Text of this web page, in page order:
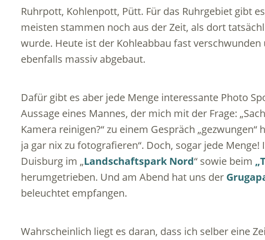
Ruhrpott, Kohlenpott, Pütt. Für das Ruhrgebiet gibt
meisten stammen noch aus der Zeit, als dort
wurde. Heute ist der Kohleabbau fast
ebenfalls massiv abgebaut.
Dafür gibt es aber jede Menge interessante Photo
Aussage eines Mannes, der mich mit der Frage:
Kamera reinigen?“ zu einem Gespräch „gezwungen“
ja gar nix zu fotografieren“. Doch, sogar jede
Duisburg im „Landschaftspark Nord“ sowie beim
herumgetrieben. Und am Abend hat uns der
beleuchtet empfangen.
Wahrscheinlich liegt es daran, dass ich selber eine